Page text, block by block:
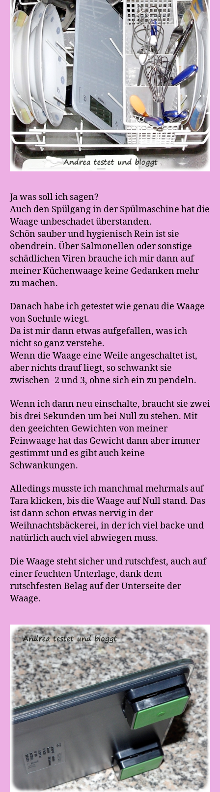
Ja was soll ich sagen?
Auch den Spülgang in der Spülmaschine hat die
Waage unbeschadet überstanden.
Schön sauber und hygienisch Rein ist sie
obendrein. Über Salmonellen oder sonstige
schädlichen Viren brauche ich mir dann auf
meiner Küchenwaage keine Gedanken mehr
zu machen.
Danach habe ich getestet wie genau die Waage
von Soehnle wiegt.
Da ist mir dann etwas aufgefallen, was ich
nicht so ganz verstehe.
Wenn die Waage eine Weile angeschaltet ist,
aber nichts drauf liegt, so schwankt sie
zwischen -2 und 3, ohne sich ein zu pendeln.
Wenn ich dann neu einschalte, braucht sie zwei
bis drei Sekunden um bei Null zu stehen. Mit
den geeichten Gewichten von meiner
Feinwaage hat das Gewicht dann aber immer
gestimmt und es gibt auch keine
Schwankungen.
Alledings musste ich manchmal mehrmals auf
Tara klicken, bis die Waage auf Null stand. Das
ist dann schon etwas nervig in der
Weihnachtsbäckerei, in der ich viel backe und
natürlich auch viel abwiegen muss.
Die Waage steht sicher und rutschfest, auch auf
einer feuchten Unterlage, dank dem
rutschfesten Belag auf der Unterseite der
Waage.